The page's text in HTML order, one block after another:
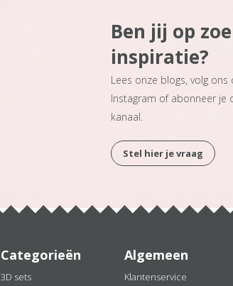
Ben jij op
inspiratie?
Lees onze blogs, volg
Instagram of abonneer je
kanaal.
Stel hier je vraag
Categorieën
3D sets
Algemeen
Klantenservice